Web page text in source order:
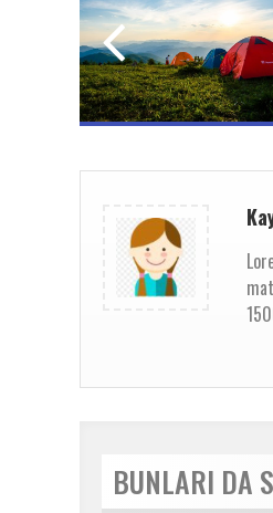
BUNLARI DA